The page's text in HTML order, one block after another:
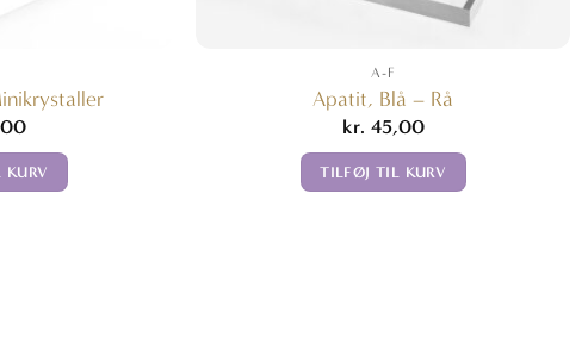
A-F
Apatit, Blå – Rå
kr. 45,00
TILFØJ TIL KURV